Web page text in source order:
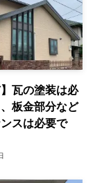
】瓦の塗装は必
板金部分など
スは必要で